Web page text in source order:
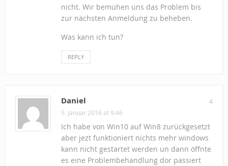
nicht. Wir bemühen uns das Problem bis
zur nächsten Anmeldung zu beheben.
Was kann ich tun?
REPLY
4
Daniel
5. Januar 2016 at 9:46
Ich habe von Win10 auf Win8 zurückgesetzt
aber jezt funktioniert nichts mehr windows
kann nicht gestartet werden un dann öffnte
es eine Problembehandlung dor passiert